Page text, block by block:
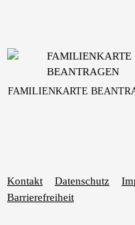
Kontakt Datenschutz
Barrierefreiheit
FAMILIENKARTE